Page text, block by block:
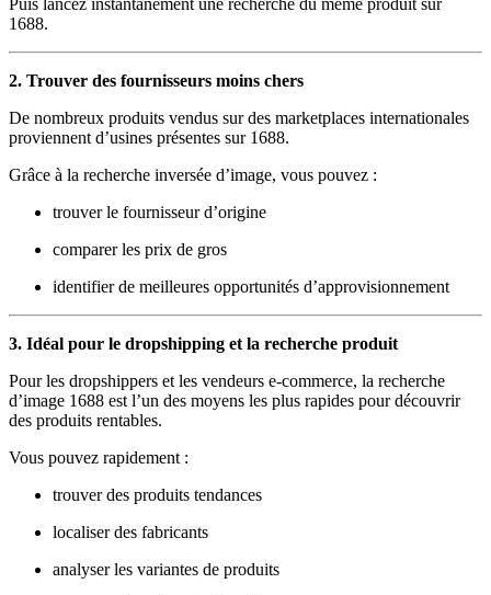
1688.
2. Trouver des fournisseurs moins chers
De nombreux produits vendus sur des marketplaces internationales
proviennent d’usines présentes sur 1688.
Grâce à la recherche inversée d’image, vous pouvez :
trouver le fournisseur d’origine
comparer les prix de gros
identifier de meilleures opportunités d’approvisionnement
3. Idéal pour le dropshipping et la recherche produit
Pour les dropshippers et les vendeurs e-commerce, la recherche
d’image 1688 est l’un des moyens les plus rapides pour découvrir
des produits rentables.
Vous pouvez rapidement :
trouver des produits tendances
localiser des fabricants
analyser les variantes de produits